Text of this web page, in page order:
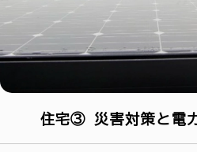
住宅③ 災害対策と電